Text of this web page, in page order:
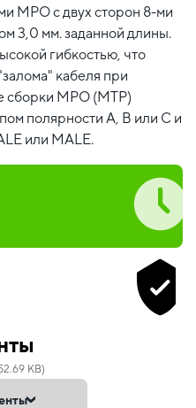
MPO c двух сторон 8-ми
3,0 мм. заданной длины.
гибкостью, что
кабеля при
сборки MPO (MTP)
полярности А, В или С и
или MALE.
KB)